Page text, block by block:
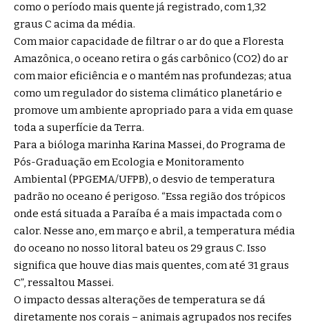
como o período mais quente já registrado, com 1,32
graus C acima da média.
Com maior capacidade de filtrar o ar do que a Floresta
Amazônica, o oceano retira o gás carbônico (CO2) do ar
com maior eficiência e o mantém nas profundezas; atua
como um regulador do sistema climático planetário e
promove um ambiente apropriado para a vida em quase
toda a superfície da Terra.
Para a bióloga marinha Karina Massei, do Programa de
Pós-Graduação em Ecologia e Monitoramento
Ambiental (PPGEMA/UFPB), o desvio de temperatura
padrão no oceano é perigoso. “Essa região dos trópicos
onde está situada a Paraíba é a mais impactada com o
calor. Nesse ano, em março e abril, a temperatura média
do oceano no nosso litoral bateu os 29 graus C. Isso
significa que houve dias mais quentes, com até 31 graus
C”, ressaltou Massei.
O impacto dessas alterações de temperatura se dá
diretamente nos corais – animais agrupados nos recifes